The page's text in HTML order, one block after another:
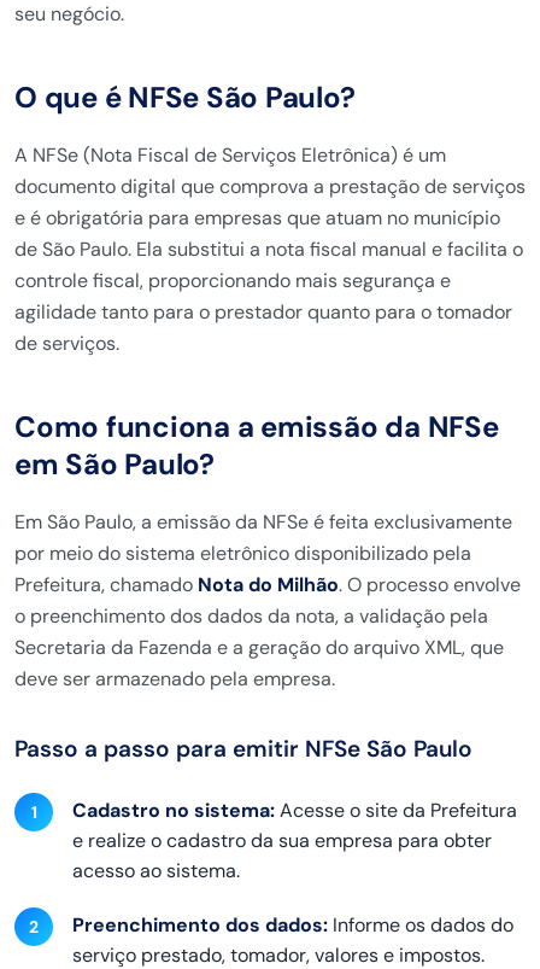
seu negócio.
O que é NFSe São Paulo?
A NFSe (Nota Fiscal de Serviços Eletrônica) é um
documento digital que comprova a prestação de serviços
e é obrigatória para empresas que atuam no município
de São Paulo. Ela substitui a nota fiscal manual e facilita o
controle fiscal, proporcionando mais segurança e
agilidade tanto para o prestador quanto para o tomador
de serviços.
Como funciona a emissão da NFSe
em São Paulo?
Em São Paulo, a emissão da NFSe é feita exclusivamente
por meio do sistema eletrônico disponibilizado pela
Prefeitura, chamado Nota do Milhão. O processo envolve
o preenchimento dos dados da nota, a validação pela
Secretaria da Fazenda e a geração do arquivo XML, que
deve ser armazenado pela empresa.
Passo a passo para emitir NFSe São Paulo
Cadastro no sistema:Acesse o site da Prefeitura
e realize o cadastro da sua empresa para obter
acesso ao sistema.
Preenchimento dos dados: Informe os dados do
serviço prestado, tomador, valores e impostos.